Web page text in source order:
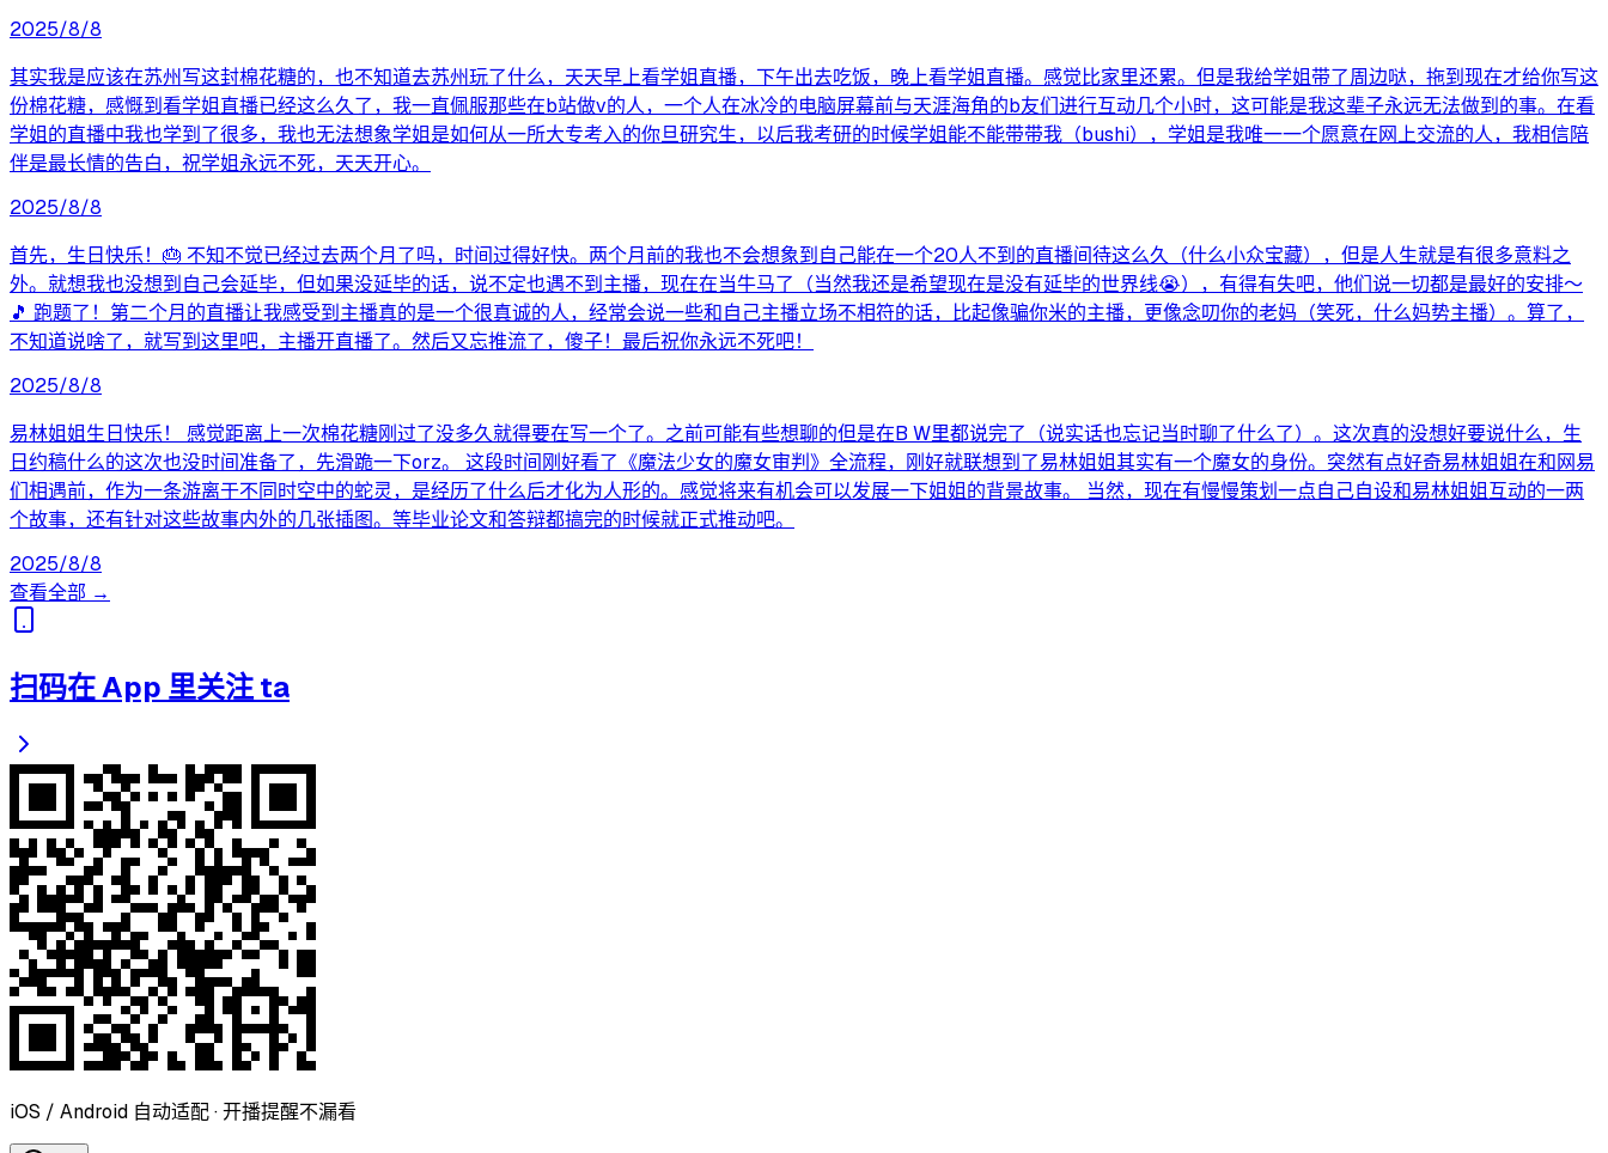
2025/8/8
其实我是应该在苏州写这封棉花糖的，也不知道去苏州玩了什么，天天早上看学姐直播，下午出去吃饭，晚上看学姐直播。感觉比家里还累。但是我给学姐带了周边哒，拖到现在才给你写这
份棉花糖，感慨到看学姐直播已经这么久了，我一直佩服那些在b站做v的人，一个人在冰冷的电脑屏幕前与天涯海角的b友们进行互动几个小时，这可能是我这辈子永远无法做到的事。在看
学姐的直播中我也学到了很多，我也无法想象学姐是如何从一所大专考入的你旦研究生，以后我考研的时候学姐能不能带带我（bushi），学姐是我唯一一个愿意在网上交流的人，我相信陪
伴是最长情的告白，祝学姐永远不死，天天开心。
2025/8/8
首先，生日快乐！🎂 不知不觉已经过去两个月了吗，时间过得好快。两个月前的我也不会想象到自己能在一个20人不到的直播间待这么久（什么小众宝藏），但是人生就是有很多意料之
外。就想我也没想到自己会延毕，但如果没延毕的话，说不定也遇不到主播，现在在当牛马了（当然我还是希望现在是没有延毕的世界线😭），有得有失吧，他们说一切都是最好的安排～
🎵 跑题了！第二个月的直播让我感受到主播真的是一个很真诚的人，经常会说一些和自己主播立场不相符的话，比起像骗你米的主播，更像念叨你的老妈（笑死，什么妈势主播）。算了，
不知道说啥了，就写到这里吧，主播开直播了。然后又忘推流了，傻子！最后祝你永远不死吧！
2025/8/8
易林姐姐生日快乐！ 感觉距离上一次棉花糖刚过了没多久就得要在写一个了。之前可能有些想聊的但是在B W里都说完了（说实话也忘记当时聊了什么了）。这次真的没想好要说什么，生
日约稿什么的这次也没时间准备了，先滑跪一下orz。 这段时间刚好看了《魔法少女的魔女审判》全流程，刚好就联想到了易林姐姐其实有一个魔女的身份。突然有点好奇易林姐姐在和网易
们相遇前，作为一条游离于不同时空中的蛇灵，是经历了什么后才化为人形的。感觉将来有机会可以发展一下姐姐的背景故事。 当然，现在有慢慢策划一点自己自设和易林姐姐互动的一两
个故事，还有针对这些故事内外的几张插图。等毕业论文和答辩都搞完的时候就正式推动吧。
2025/8/8
查看全部 →
扫码在 App 里关注 ta
iOS / Android 自动适配 · 开播提醒不漏看